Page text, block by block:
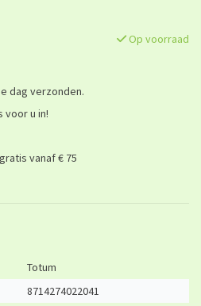
Op voorraad
dag verzonden.
voor u in!
vanaf € 75
Totum
8714274022041